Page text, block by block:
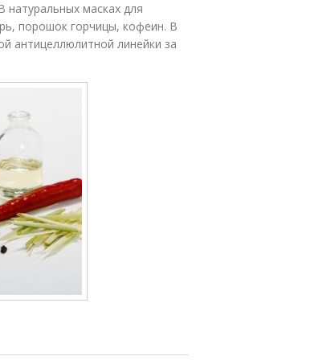
масках для
порошок горчицы, кофеин. В
антицеллюлитной линейки за